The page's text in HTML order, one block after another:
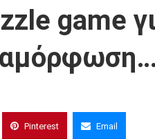
game
Pinterest Email